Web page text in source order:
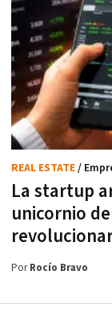
La startup
unicornio
REAL ESTATE/
PorRocío Bravo